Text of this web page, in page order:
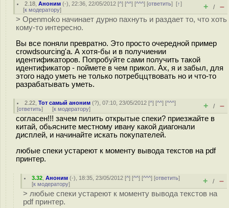
2.18 ,Аноним (-), 22:36, 22/05/2012 [^] [^^] [^^^] [ответить][↑]
[к модератору] + / –
> Openmoko начинает дурно пахнуть и раздает то, что хоть
кому-то интересно.
Вы все поняли превратно. Это просто очередной пример
crowdsourcing'а. А хотя-бы и в получиении
идентификаторов. Попробуйте сами получить такой
идентификатор - поймете в чем прикол. Ах, я и забыл, для
этого надо уметь не только потребццтвовать но и что-то
разрабатывать уметь.
2.22 ,Тот самый аноним (?), 07:10, 23/05/2012 [^] [^^] [^^^]
[ответить] [к модератору] + / –
согласен!!! зачем пилить открытые спеки? приезжайте в
китай, обьясните местному ивану какой диагонали
дисплей, и начинайте искать покупателей.
любые спеки устареют к моменту вывода текстов на pdf
принтер.
3.32 ,Аноним (-), 18:35, 23/05/2012 [^] [^^] [^^^] [ответить]
[к модератору] + / –
> любые спеки устареют к моменту вывода текстов на
pdf принтер.